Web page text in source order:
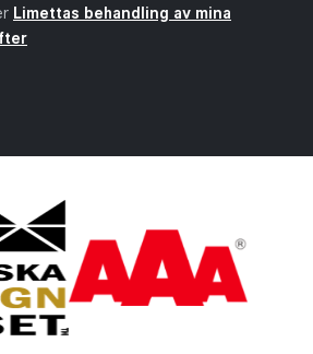
Limettas behandling av mina